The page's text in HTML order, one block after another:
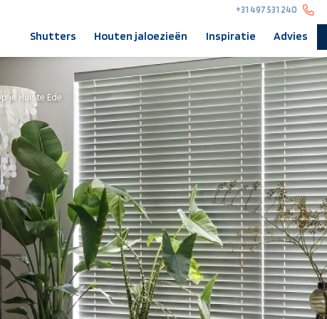
+31 497 531 240
Shutters Houten jaloezieën Inspiratie Advies
je Huis te Ede